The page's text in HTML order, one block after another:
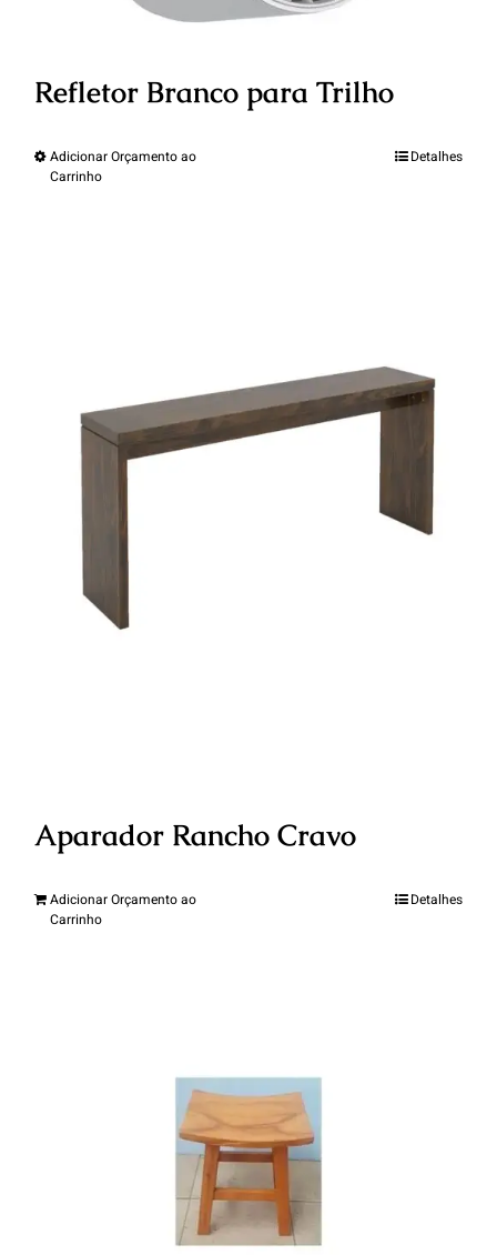
Refletor Branco para Trilho
Adicionar Orçamento ao
Carrinho
Detalhes
Aparador Rancho Cravo
Adicionar Orçamento ao
Carrinho
Detalhes